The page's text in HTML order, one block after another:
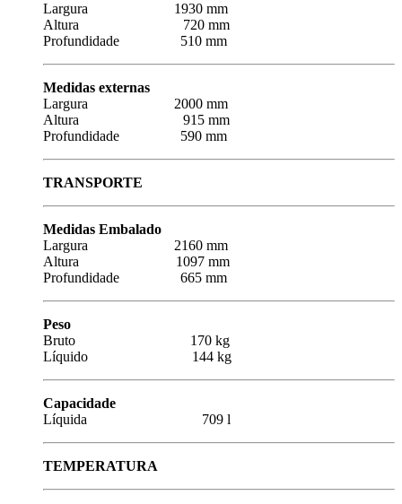
Largura 1930 mm
Altura 720 mm
Profundidade 510 mm
Medidas externas
Largura 2000 mm
Altura 915 mm
Profundidade 590 mm
TRANSPORTE
Medidas Embalado
Largura 2160 mm
Altura 1097 mm
Profundidade 665 mm
Peso
Bruto 170 kg
Líquido 144 kg
Capacidade
Líquida 709 l
TEMPERATURA